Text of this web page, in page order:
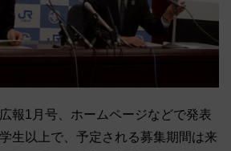
報1月号、ホームページなどで発表
生以上で、予定される募集期間は来